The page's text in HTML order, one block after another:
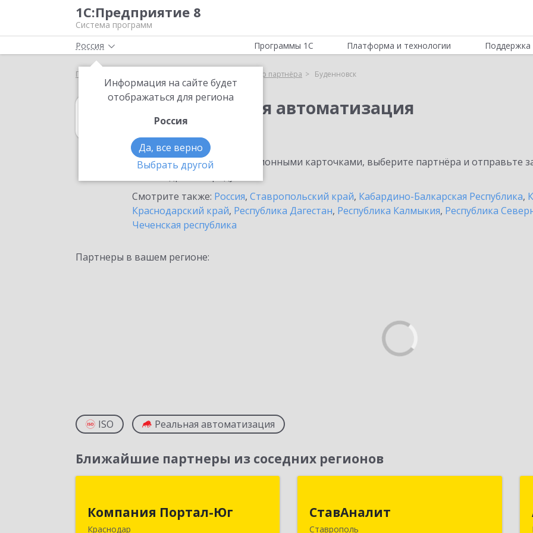
1С:Предприятие 8
Система программ
Россия
Информация на сайте будет
отображаться для региона
Россия
Да, все верно
Выбрать другой
Программы 1С Платформа и технологии Поддержка
Главная Выбор партнёра Буденновск
1С:Комплексная автоматизация
в Буденновске
Ознакомьтесь с информационными карточками, выберите партнёра и отправьте
Смотрите также: Россия, Ставропольский край, Кабардино-Балкарская Республика,
Краснодарский край, Республика Дагестан, Республика Калмыкия, Республика
Чеченская республика
Партнеры в вашем регионе:
ISO Реальная автоматизация
Ближайшие партнеры из соседних регионов
Компания Портал-Юг
Краснодар
350020, Краснодарский край,
СтавАналит
Ставрополь